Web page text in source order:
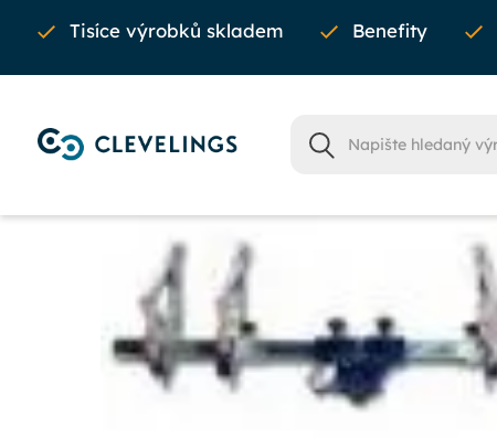
Tisíce výrobků skladem Benefity